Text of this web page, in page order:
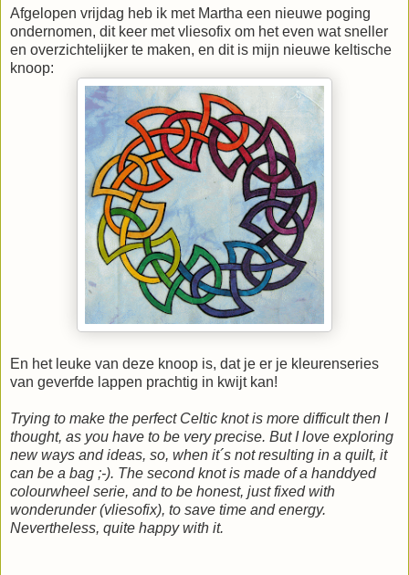
Afgelopen vrijdag heb ik met Martha een nieuwe poging
ondernomen, dit keer met vliesofix om het even wat sneller
en overzichtelijker te maken, en dit is mijn nieuwe keltische
knoop:
En het leuke van deze knoop is, dat je er je kleurenseries
van geverfde lappen prachtig in kwijt kan!
Trying to make the perfect Celtic knot is more difficult then I
thought, as you have to be very precise. But I love exploring
new ways and ideas, so, when it´s not resulting in a quilt, it
can be a bag ;-). The second knot is made of a handdyed
colourwheel serie, and to be honest, just fixed with
wonderunder (vliesofix), to save time and energy.
Nevertheless, quite happy with it.